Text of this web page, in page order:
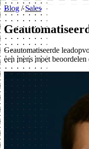
Blog / Sales
Geautomatiseerde
een mens moet